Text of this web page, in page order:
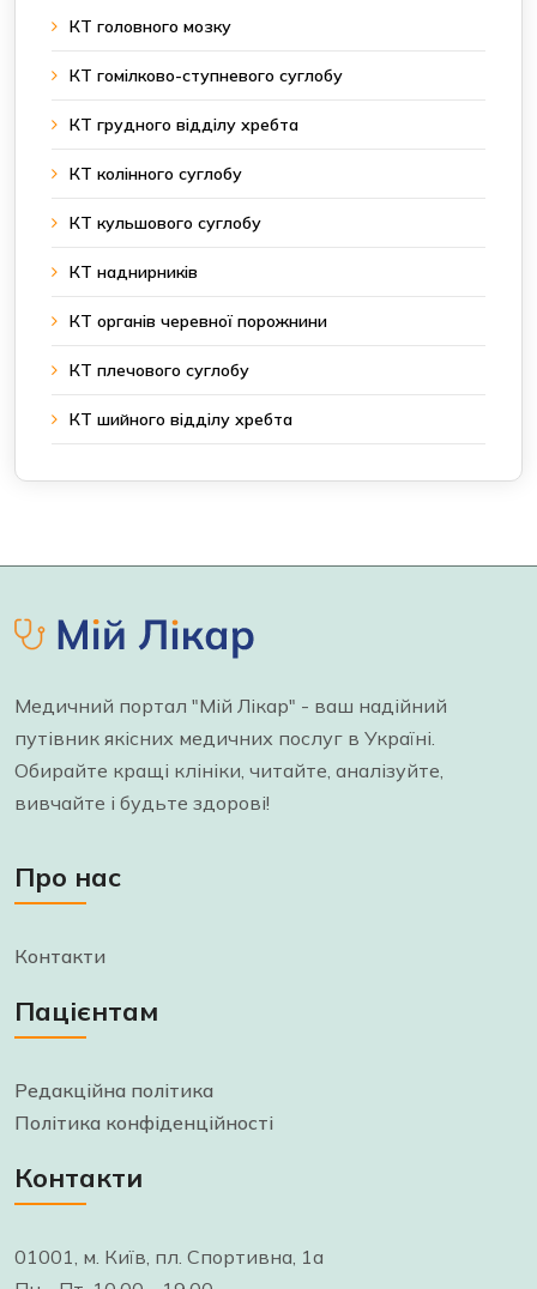
КТ головного мозку
КТ гомілково-ступневого суглобу
КТ грудного відділу хребта
КТ колінного суглобу
КТ кульшового суглобу
КТ наднирників
КТ органів черевної порожнини
КТ плечового суглобу
КТ шийного відділу хребта
Медичний портал "Мій Лікар" - ваш надійний
путівник якісних медичних послуг в Україні.
Обирайте кращі клініки, читайте, аналізуйте,
вивчайте і будьте здорові!
Про нас
Контакти
Пацієнтам
Редакційна політика
Політика конфіденційності
Контакти
01001, м. Київ, пл. Спортивна, 1а